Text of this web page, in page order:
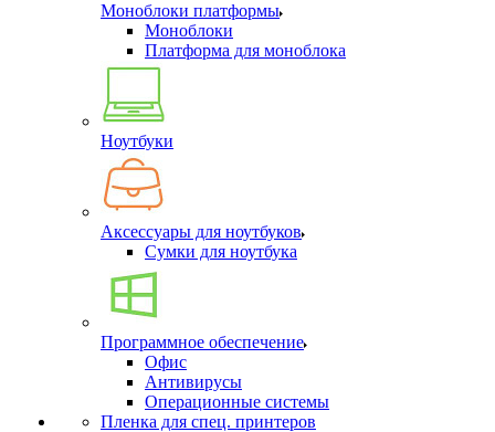
Моноблоки платформы
Моноблоки
Платформа для моноблока
Ноутбуки
Аксессуары для ноутбуков
Сумки для ноутбука
Программное обеспечение
Офис
Антивирусы
Операционные системы
Пленка для спец. принтеров